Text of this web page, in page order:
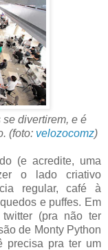
divertirem, e é
(foto: velozocomz)
(e acredite, uma
o lado criativo
regular, café à
e puffes. Em
(pra não ter
de Monty Python
precisa pra ter um